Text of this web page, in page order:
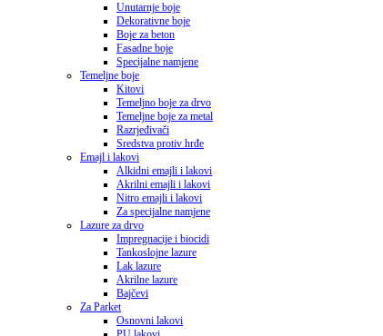
Unutarnje boje
Dekorativne boje
Boje za beton
Fasadne boje
Specijalne namjene
Temeljne boje
Kitovi
Temeljno boje za drvo
Temeljne boje za metal
Razrjeđivači
Sredstva protiv hrđe
Emajl i lakovi
Alkidni emajli i lakovi
Akrilni emajli i lakovi
Nitro emajli i lakovi
Za specijalne namjene
Lazure za drvo
Impregnacije i biocidi
Tankoslojne lazure
Lak lazure
Akrilne lazure
Bajčevi
Za Parket
Osnovni lakovi